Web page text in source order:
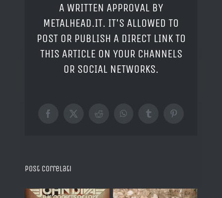
A WRITTEN APPROVAL BY
METALHEAD.IT. IT'S ALLOWED TO
POST OR PUBLISH A DIRECT LINK TO
THIS ARTICLE ON YOUR CHANNELS
OR SOCIAL NETWORKS.
Facebook
X RedditWhatsAppTumblrPinterest
Post correlati